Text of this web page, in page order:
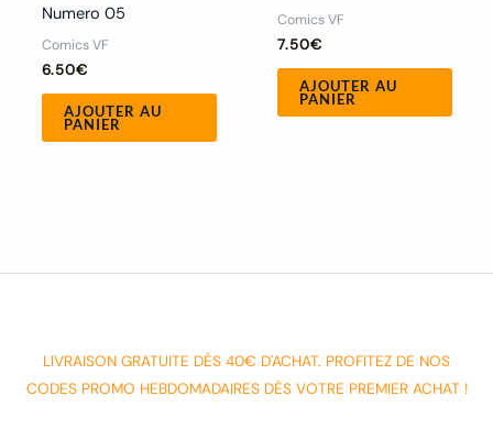
Numero 05
Comics VF
6.50€
AJOUTER AU
PANIER
Comics VF
7.50€
AJOUTER AU
PANIER
LIVRAISON GRATUITE DÈS 40€ D'ACHAT. PROFITEZ DE NOS
CODES PROMO HEBDOMADAIRES DÈS VOTRE PREMIER ACHAT !